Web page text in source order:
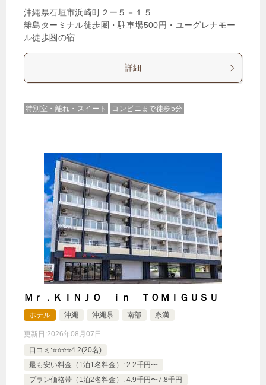
沖縄県石垣市浜崎町２ー５－１５
離島ターミナル徒歩圏・駐車場500円・ユーグレナモー
ル徒歩圏の宿
詳細
特別室・離れ・スイート コンビニまで徒歩5分
Ｍｒ．ＫＩＮＪＯ ｉｎ ＴＯＭＩＧＵＳＵ
ホテル 沖縄 沖縄県 南部 糸満
更新日:2026年08月07日
口コミ:⭐️⭐️⭐️⭐️4.2(20名)
最も安い料金（1泊1名料金）: 2.2千円〜
プラン価格帯（1泊2名料金）: 4.9千円〜7.8千円